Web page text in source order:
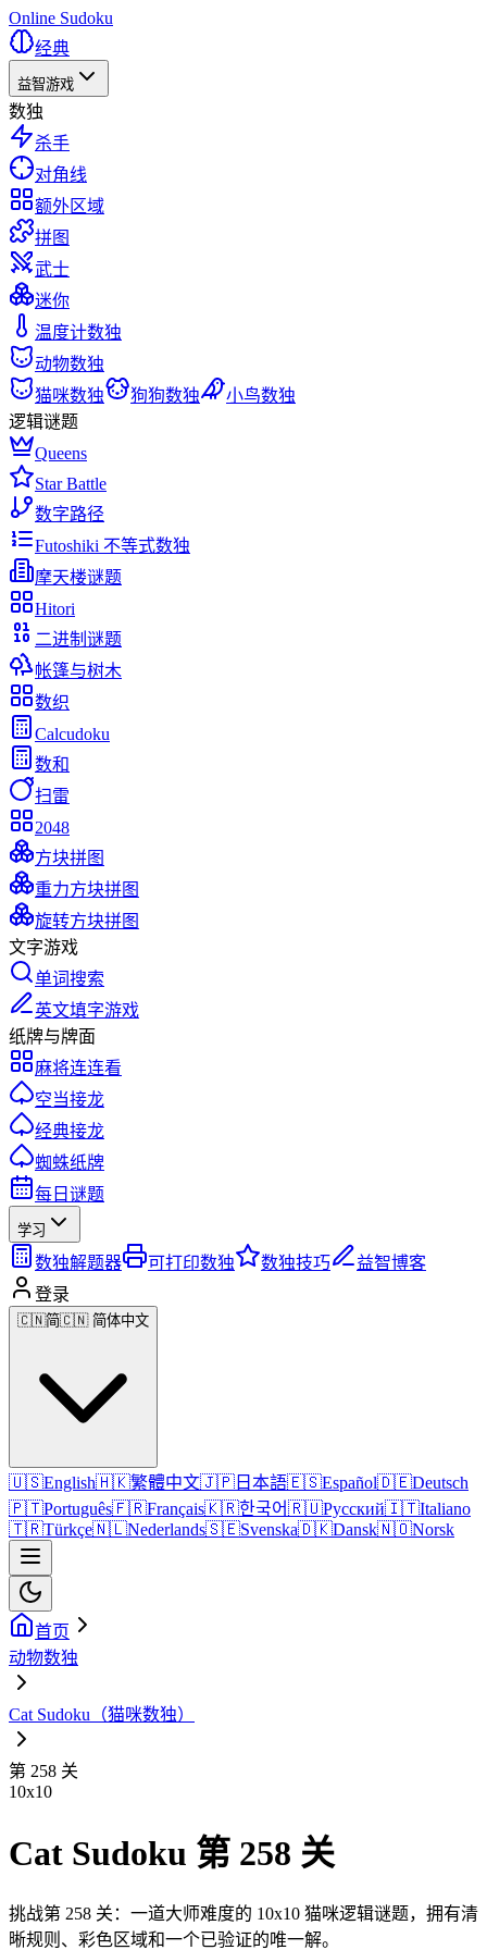
Online Sudoku
经典
益智游戏
数独
杀手
对角线
额外区域
拼图
武士
迷你
温度计数独
动物数独
猫咪数独
狗狗数独
小鸟数独
逻辑谜题
Queens
Star Battle
数字路径
Futoshiki 不等式数独
摩天楼谜题
Hitori
二进制谜题
帐篷与树木
数织
Calcudoku
数和
扫雷
2048
方块拼图
重力方块拼图
旋转方块拼图
文字游戏
单词搜索
英文填字游戏
纸牌与牌面
麻将连连看
空当接龙
经典接龙
蜘蛛纸牌
每日谜题
学习
数独解题器 可打印数独 数独技巧
益智博客
登录
🇨🇳简🇨🇳 简体中文
🇺🇸English🇭🇰繁體中文🇯🇵 日本語🇪🇸Español🇩🇪Deutsch
🇵🇹Português🇫🇷Français🇰🇷한국어🇷🇺Русский🇮🇹Italiano
🇹🇷Türkçe🇳🇱Nederlands🇸🇪Svenska🇩🇰Dansk🇳🇴Norsk
首页
动物数独
Cat Sudoku（猫咪数独）
第 258 关
10x10
Cat Sudoku 第 258 关
挑战第 258 关：一道大师难度的 10x10 猫咪逻辑谜题，拥有清
晰规则、彩色区域和一个已验证的唯一解。